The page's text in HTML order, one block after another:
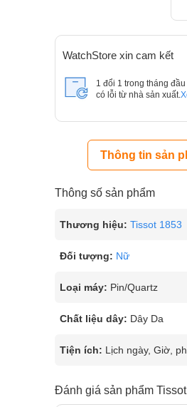
WatchStore xin cam kết
1 đổi 1 trong tháng
có lỗi từ nhà sản xuất.
Thông tin sản
Thông số sản phẩm
Thương hiệu: Tissot 1853
Đối tượng: Nữ
Loại máy: Pin/Quartz
Chất liệu dây: Dây Da
Tiện ích: Lịch ngày, Giờ,
Đánh giá sản phẩm